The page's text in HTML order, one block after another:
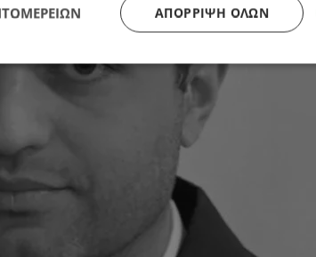
ΑΠΌΡΡΙΨΗ ΌΛΩΝ